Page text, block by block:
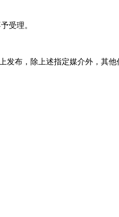
受理。
布，除上述指定媒介外，其